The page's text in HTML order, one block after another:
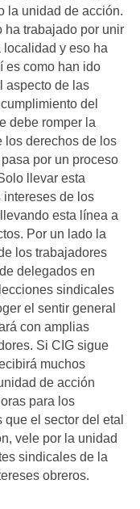
la unidad de acción.
ha trabajado por unir
localidad y eso ha
es como han ido
aspecto de las
del
debe romper la
los derechos de los
por un proceso
llevar esta
intereses de los
esta línea a
Por un lado la
los trabajadores
delegados en
sindicales
el sentir general
con amplias
Si CIG sigue
muchos
de acción
para los
el sector del etal
vele por la unidad
sindicales de la
obreros.